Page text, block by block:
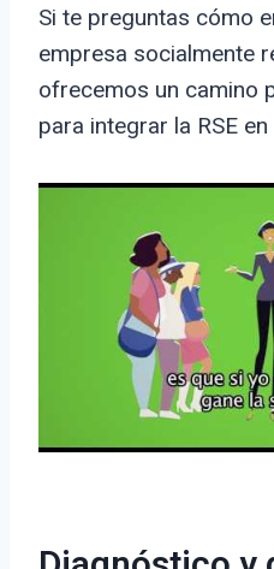
Si te preguntas cómo
empresa socialmente
ofrecemos un camino
para integrar la RSE